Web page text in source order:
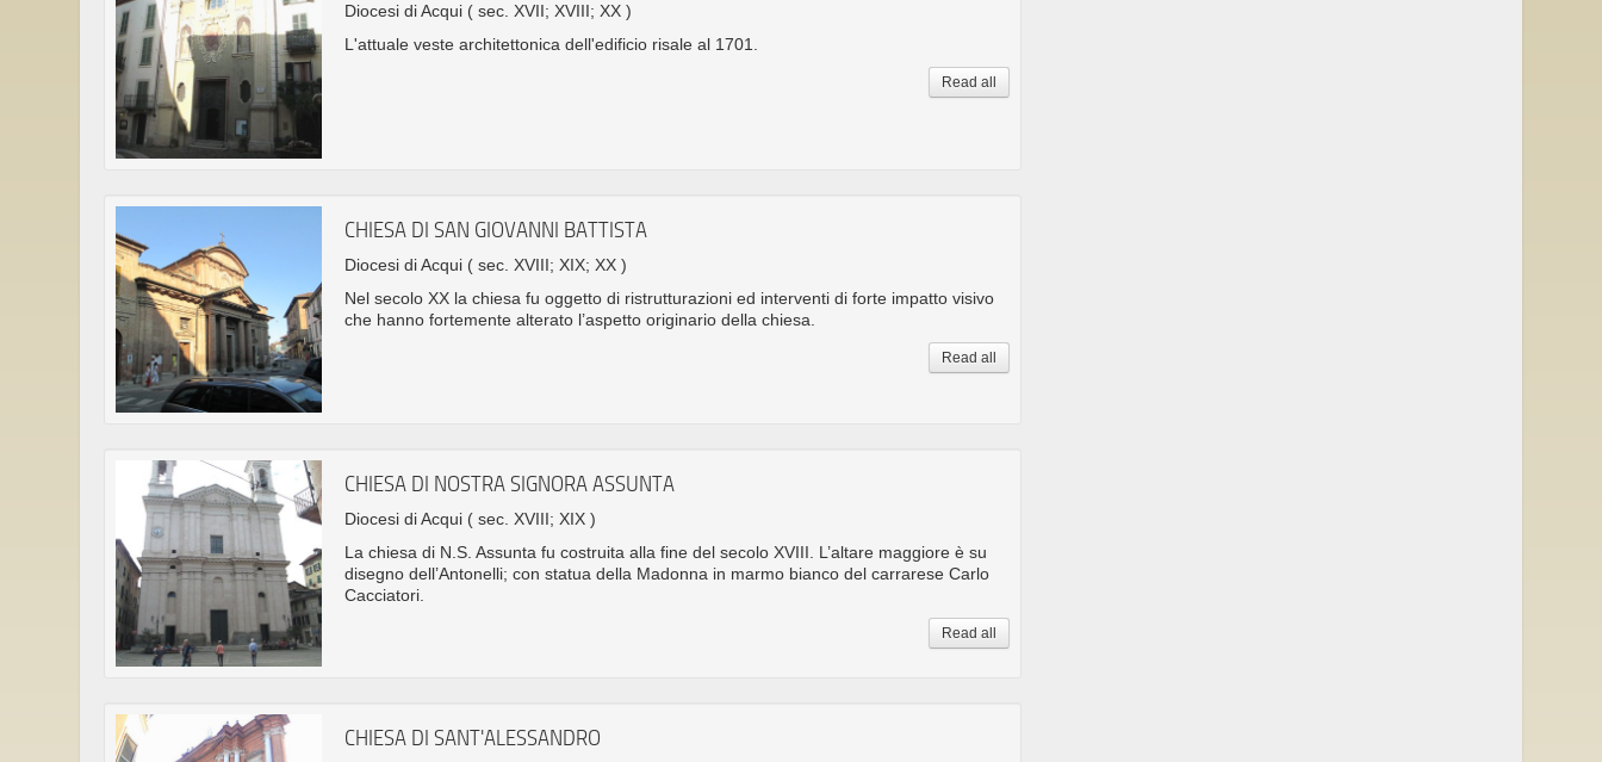
Diocesi di Acqui ( sec. XVII; XVIII; XX )
L'attuale veste architettonica dell'edificio risale al 1701.
Read all
CHIESA DI SAN GIOVANNI BATTISTA
Diocesi di Acqui ( sec. XVIII; XIX; XX )
Nel secolo XX la chiesa fu oggetto di ristrutturazioni ed interventi di forte impatto visivo
che hanno fortemente alterato l’aspetto originario della chiesa.
Read all
CHIESA DI NOSTRA SIGNORA ASSUNTA
Diocesi di Acqui ( sec. XVIII; XIX )
La chiesa di N.S. Assunta fu costruita alla fine del secolo XVIII. L’altare maggiore è su
disegno dell’Antonelli; con statua della Madonna in marmo bianco del carrarese Carlo
Cacciatori.
Read all
CHIESA DI SANT'ALESSANDRO